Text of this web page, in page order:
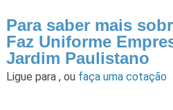
Para saber mais
Faz Uniforme
Jardim Paulistano
Ligue para , ou faça uma cotação